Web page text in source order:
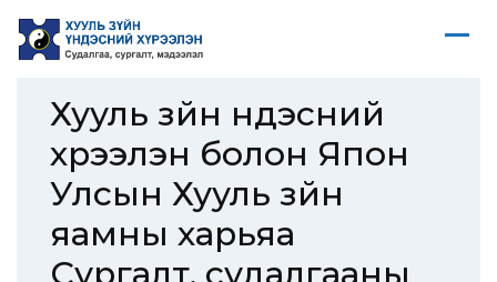
Хууль зүйн үндэсний
хүрээлэн болон Япон
Улсын Хууль зүйн
яамны харьяа
Сургалт, судалгааны